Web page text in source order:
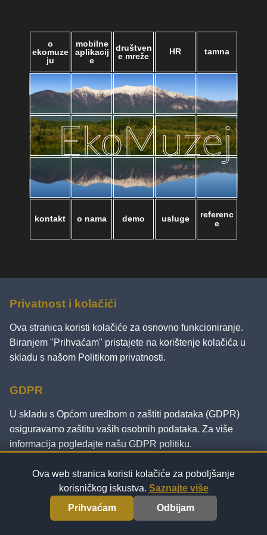
EkoMuzej
o
ekomuze
ju
mobilne
aplikacij
e
društven
e mreže
HR tamna
kontakt o nama demo usluge
referenc
e
Ova web stranica koristi kolačiće za poboljšanje
korisničkog iskustva. Saznajte više
Prihvaćam
Odbijam
Privatnost i kolačići
Ova stranica koristi kolačiće za osnovno funkcioniranje.
Biranjem "Prihvaćam" pristajete na korištenje kolačića u
skladu s našom Politikom privatnosti.
GDPR
U skladu s Općom uredbom o zaštiti podataka (GDPR)
osiguravamo zaštitu vaših osobnih podataka. Za više
informacija pogledajte našu GDPR politiku.
© 2026 EkoMuzej - neka prava pridržana.